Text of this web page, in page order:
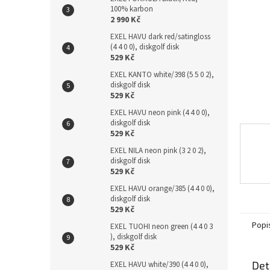
100% karbon
2 990 Kč
EXEL HAVU dark red/satingloss
(4 4 0 0), diskgolf disk
529 Kč
EXEL KANTO white/398 (5 5 0 2),
diskgolf disk
529 Kč
EXEL HAVU neon pink (4 4 0 0),
diskgolf disk
529 Kč
EXEL NILA neon pink (3 2 0 2),
diskgolf disk
529 Kč
EXEL HAVU orange/385 (4 4 0 0),
diskgolf disk
529 Kč
EXEL TUOHI neon green (4 4 0 3
), diskgolf disk
529 Kč
EXEL HAVU white/390 (4 4 0 0),